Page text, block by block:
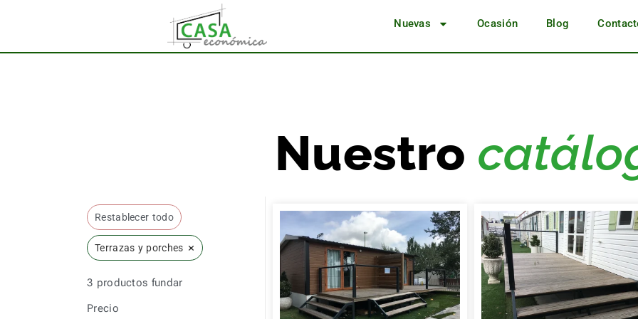
Nuevas Ocasión Blog
Nuestro
Restablecer todo
Terrazas y porches ×
3 productos fundar
Precio